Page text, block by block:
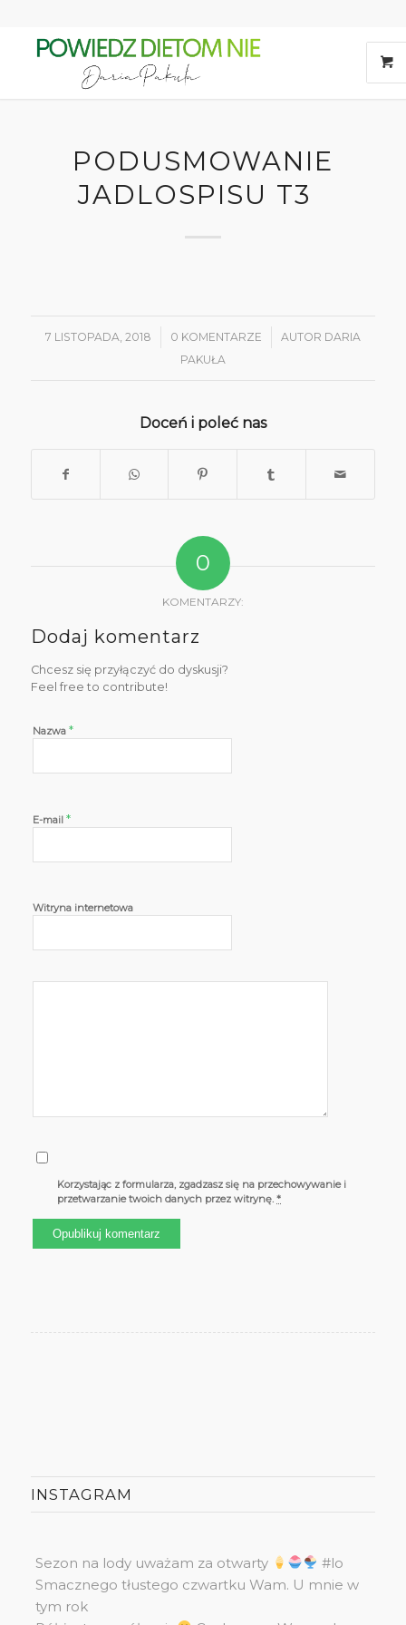
PODUSMOWANIE
JADLOSPISU T3
7 LISTOPADA, 2018
/ 0 KOMENTARZE
/ AUTOR DARIA
PAKUŁA
Doceń i poleć nas
0
KOMENTARZY:
Dodaj komentarz
Chcesz się przyłączyć do dyskusji?
Feel free to contribute!
Nazwa *
E-mail *
Witryna internetowa
Korzystając z formularza, zgadzasz się na przechowywanie i
przetwarzanie twoich danych przez witrynę.*
INSTAGRAM
Sezon na lody uważam za otwarty
#lo
Smacznego tłustego czwartku Wam. U mnie w
tym rok